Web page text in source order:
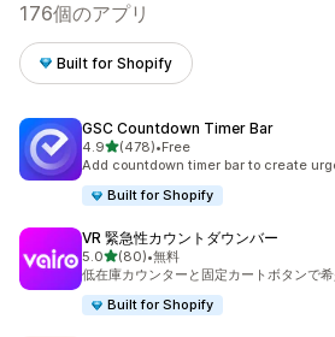
176個のアプリ
Built for Shopify
GSC Countdown Timer Bar
4.95つ星中
(478)
合計レビュー数：478件
•Free
Add countdown timer bar to create
Built for Shopify
VR 緊急性カウントダウンバー
5.05つ星中
(80)
合計レビュー数：80件
•無料
低在庫カウンターと固定カートボタンで
Built for Shopify